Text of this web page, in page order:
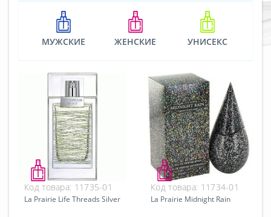
МУЖСКИЕ ЖЕНСКИЕ УНИСЕКС
Код товара: 11735-01
La Prairie Life Threads Silver
Код товара: 11734-01
La Prairie Midnight Rain